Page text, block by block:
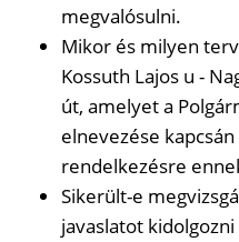
megvalósulni.
Mikor és milyen
Kossuth Lajos u -
út, amelyet a
elnevezése
rendelkezésre
Sikerült-e
javaslatot